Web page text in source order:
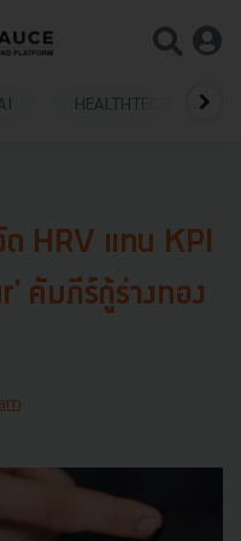
HEALTHTECH
ด HRV แทน KPI
คัมภีร์กู้ร่างทอง